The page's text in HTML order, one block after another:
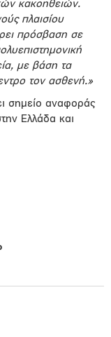
κακοηθειών.
πλαισίου
πρόσβαση σε
με βάση τα
τον ασθενή.»
σημείο αναφοράς
Ελλάδα και